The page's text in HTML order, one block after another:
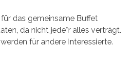
das gemeinsame Buffet
da nicht jede*r alles verträgt.
für andere Interessierte.